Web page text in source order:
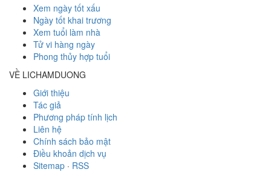
Xem ngày tốt xấu
Ngày tốt khai trương
Xem tuổi làm nhà
Tử vi hàng ngày
Phong thủy hợp tuổi
VỀ LICHAMDUONG
Giới thiệu
Tác giả
Phương pháp tính lịch
Liên hệ
Chính sách bảo mật
Điều khoản dịch vụ
Sitemap · RSS